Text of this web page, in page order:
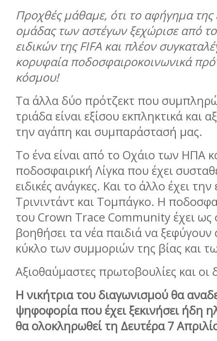
Προχθές μάθαμε, ότι το αφήγημα της
ομάδας των αστέγων ξεχώρισε από
ειδικών τηςFIFA και πλέον
κορυφαία ποδοσφαιροκοινωνικά
κόσμου!
Τα άλλα δύο πρότζεκτ που
τριάδα είναι εξίσου εκπληκτικά και
την αγάπη και συμπαράστασή μας.
Το ένα είναι από το Οχάιο των ΗΠΑ
ποδοσφαιρική Λίγκα που έχει
ειδικές ανάγκες. Και το άλλο έχει
Τρινιντάντ και Τομπάγκο. Η
του Crown Trace Community έχει ως
βοηθήσει τα νέα παιδιά να
κύκλο των συμμοριών της βίας και
Αξιοθαύμαστες πρωτοβουλίες και οι
Η νικήτρια του διαγωνισμού θα
ψηφοφορία που έχει ξεκινήσει ήδη
θα ολοκληρωθεί τη Δευτέρα 7